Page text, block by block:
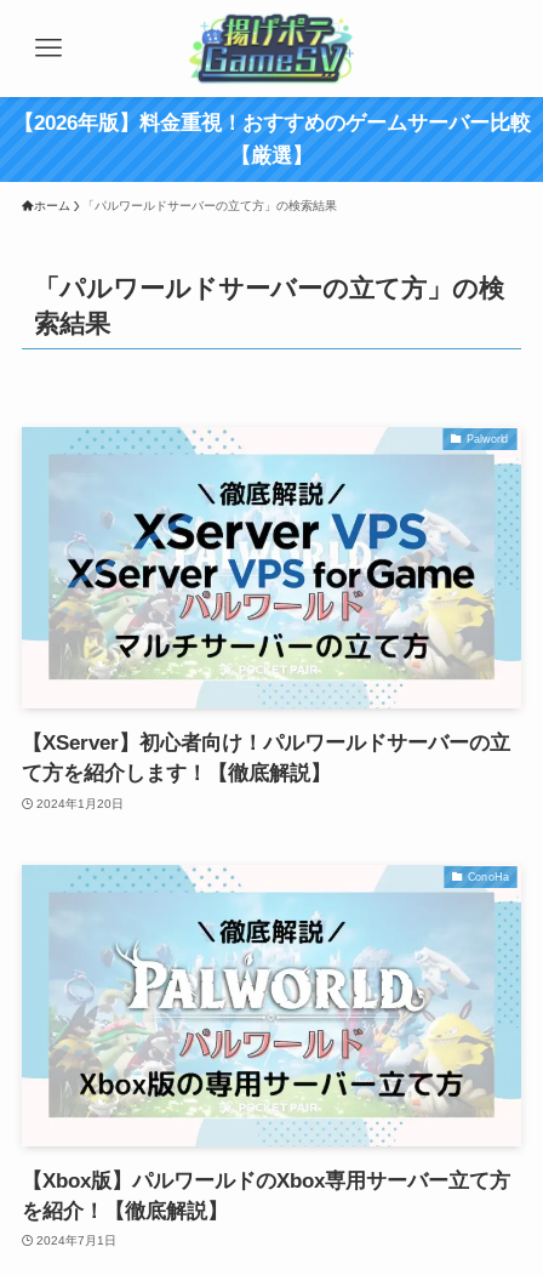
【2026年版】料金重視！おすすめのゲームサーバー比較
【厳選】
ホーム 「パルワールドサーバーの立て方」の検索結果
「パルワールドサーバーの立て方」の検
索結果
Palworld
【XServer】初心者向け！パルワールドサーバーの立
て方を紹介します！【徹底解説】
2024年1月20日
ConoHa
【Xbox版】パルワールドのXbox専用サーバー立て方
を紹介！【徹底解説】
2024年7月1日